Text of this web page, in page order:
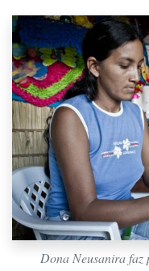
Dona Neusanira faz